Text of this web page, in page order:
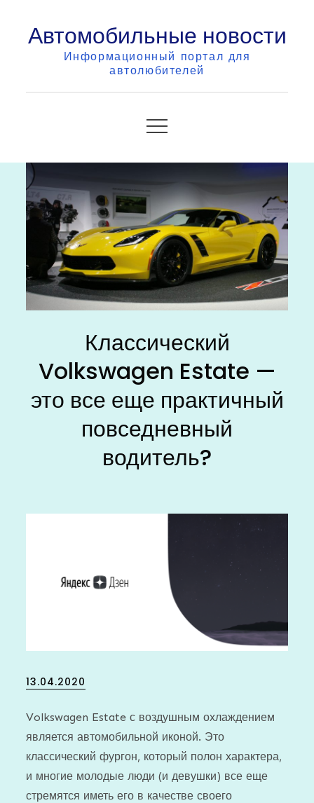
contentАвтомобильные новости
Информационный портал для
автолюбителей
Классический
Volkswagen Estate —
это все еще практичный
повседневный
водитель?
Posted
13.04.2020
Volkswagen Estate с воздушным охлаждением
является автомобильной иконой. Это
классический фургон, который полон характера,
и многие молодые люди (и девушки) все еще
стремятся иметь его в качестве своего